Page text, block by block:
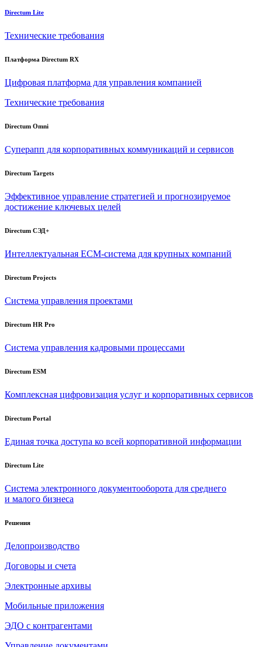
Directum Lite
Технические требования
Платформа Directum RX
Цифровая платформа для управления компанией
Технические требования
Directum Omni
Суперапп для корпоративных коммуникаций и сервисов
Directum Targets
Эффективное управление стратегией и прогнозируемое
достижение ключевых целей
Directum СЭД+
Интеллектуальная ECM-система для крупных компаний
Directum Projects
Система управления проектами
Directum HR Pro
Система управления кадровыми процессами
Directum ESM
Комплексная цифровизация услуг и корпоративных сервисов
Directum Portal
Единая точка доступа ко всей корпоративной информации
Directum Lite
Система электронного документооборота для среднего
и малого бизнеса
Решения
Делопроизводство
Договоры и счета
Электронные архивы
Мобильные приложения
ЭДО с контрагентами